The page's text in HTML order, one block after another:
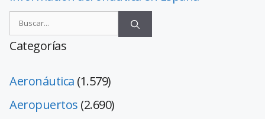
Categorías
Aeronáutica (1.579)
Aeropuertos (2.690)